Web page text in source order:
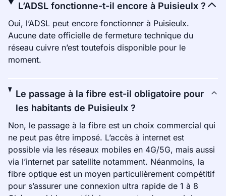
L’ADSL fonctionne-t-il encore à Puisieulx ?
Oui, l’ADSL peut encore fonctionner à Puisieulx.
Aucune date officielle de fermeture technique du
réseau cuivre n’est toutefois disponible pour le
moment.
Le passage à la fibre est-il obligatoire pour
les habitants de Puisieulx ?
Non, le passage à la fibre est un choix commercial qui
ne peut pas être imposé. L’accès à internet est
possible via les réseaux mobiles en 4G/5G, mais aussi
via l’internet par satellite notamment. Néanmoins, la
fibre optique est un moyen particulièrement compétitif
pour s’assurer une connexion ultra rapide de 1 à 8